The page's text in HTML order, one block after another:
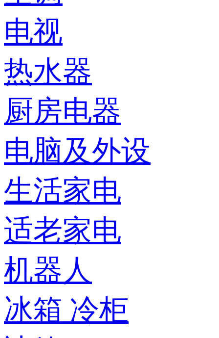
电视
热水器
厨房电器
电脑及外设
生活家电
适老家电
机器人
冰箱 冷柜